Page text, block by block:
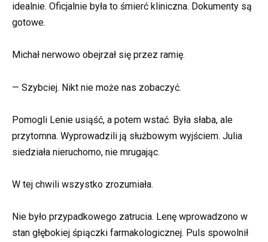
idealnie. Oficjalnie była to śmierć kliniczna. Dokumenty są
gotowe.
Michał nerwowo obejrzał się przez ramię.
— Szybciej. Nikt nie może nas zobaczyć.
Pomogli Lenie usiąść, a potem wstać. Była słaba, ale
przytomna. Wyprowadzili ją służbowym wyjściem. Julia
siedziała nieruchomo, nie mrugając.
W tej chwili wszystko zrozumiała.
Nie było przypadkowego zatrucia. Lenę wprowadzono w
stan głębokiej śpiączki farmakologicznej. Puls spowolnił